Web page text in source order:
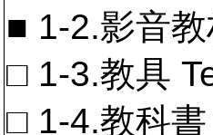
■ 1-2.影音
□ 1-3.教具
□ 1-4.教科